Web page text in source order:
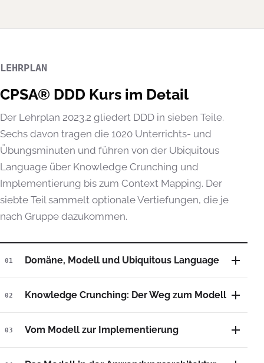
LEHRPLAN
CPSA® DDD Kurs im Detail
Der Lehrplan 2023.2 gliedert DDD in sieben Teile.
Sechs davon tragen die 1020 Unterrichts- und
Übungsminuten und führen von der Ubiquitous
Language über Knowledge Crunching und
Implementierung bis zum Context Mapping. Der
siebte Teil sammelt optionale Vertiefungen, die je
nach Gruppe dazukommen.
01 Domäne, Modell und Ubiquitous Language
02 Knowledge Crunching: Der Weg zum Modell
03 Vom Modell zur Implementierung